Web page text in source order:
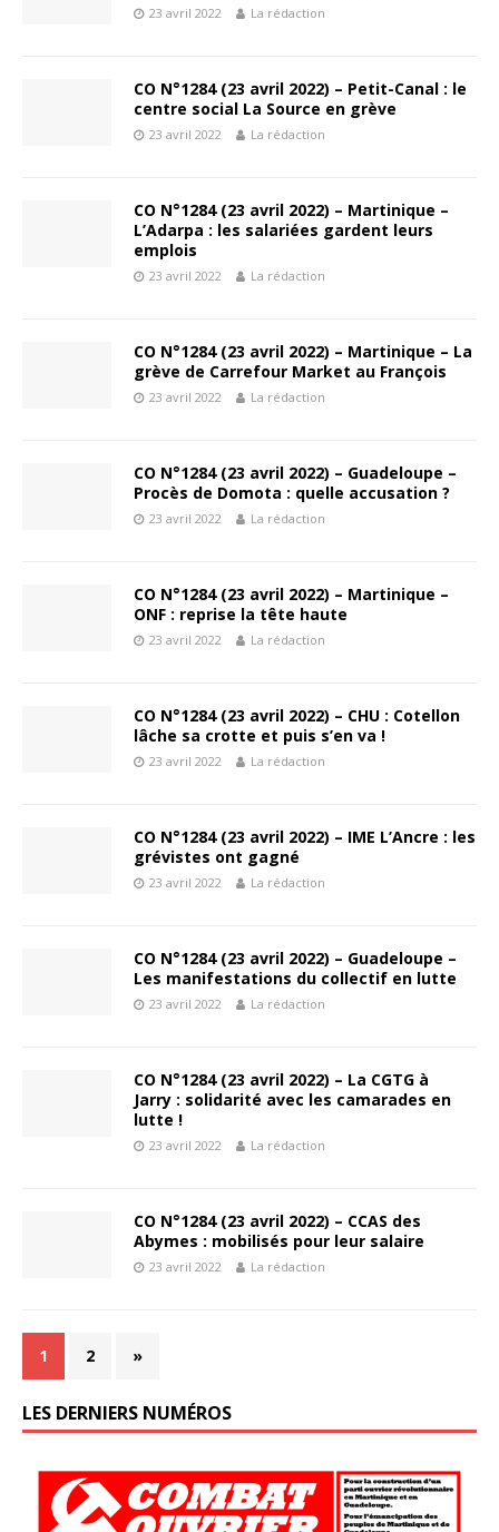
23 avril 2022 La rédaction
CO N°1284 (23 avril 2022) – Petit-Canal : le
centre social La Source en grève
23 avril 2022 La rédaction
CO N°1284 (23 avril 2022) – Martinique –
L’Adarpa : les salariées gardent leurs
emplois
23 avril 2022 La rédaction
CO N°1284 (23 avril 2022) – Martinique – La
grève de Carrefour Market au François
23 avril 2022 La rédaction
CO N°1284 (23 avril 2022) – Guadeloupe –
Procès de Domota : quelle accusation ?
23 avril 2022 La rédaction
CO N°1284 (23 avril 2022) – Martinique –
ONF : reprise la tête haute
23 avril 2022 La rédaction
CO N°1284 (23 avril 2022) – CHU : Cotellon
lâche sa crotte et puis s’en va !
23 avril 2022 La rédaction
CO N°1284 (23 avril 2022) – IME L’Ancre : les
grévistes ont gagné
23 avril 2022 La rédaction
CO N°1284 (23 avril 2022) – Guadeloupe –
Les manifestations du collectif en lutte
23 avril 2022 La rédaction
CO N°1284 (23 avril 2022) – La CGTG à
Jarry : solidarité avec les camarades en
lutte !
23 avril 2022 La rédaction
CO N°1284 (23 avril 2022) – CCAS des
Abymes : mobilisés pour leur salaire
23 avril 2022 La rédaction
1 2 »
LES DERNIERS NUMÉROS